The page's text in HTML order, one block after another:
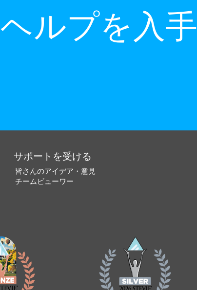
ヘルプを入手
サポートを受ける
皆さんのアイデア・意見
チームビューワー